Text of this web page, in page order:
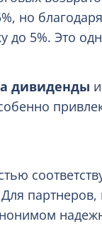
но
до 5%. Это
дивиденды
партнеров,